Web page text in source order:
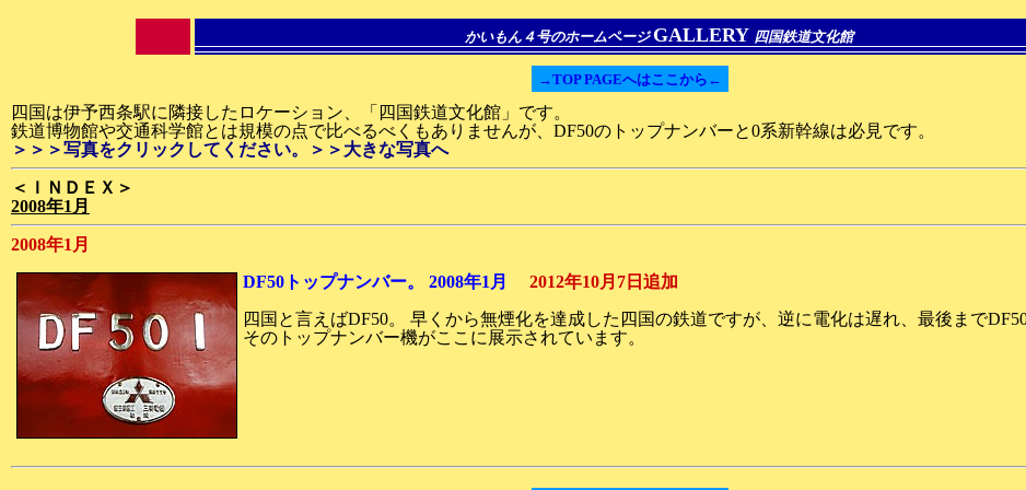
かいもん４号のホームページGALLERY 四国鉄道文化館
→TOP PAGEへはここから←
四国は伊予西条駅に隣接したロケーション、「四国鉄道文化館」です。
鉄道博物館や交通科学館とは規模の点で比べるべくもありませんが、DF50のトップナンバーと0系新幹線は必見です。
＞＞＞写真をクリックしてください。＞＞大きな写真へ
＜ＩＮＤＥＸ＞
2008年1月
2008年1月
DF50トップナンバー。 2008年1月
2012年10月7日追加
四国と言えばDF50。 早くから無煙化を達成した四国の鉄道ですが、逆に電化は遅れ、最後まで
そのトップナンバー機がここに展示されています。